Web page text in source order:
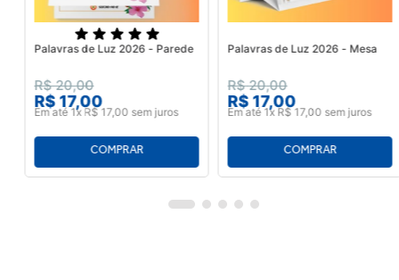
Palavras de Luz 2026 - Parede
R$ 20,00
R$ 17,00
Em até 1x R$ 17, 00 sem juros
Palavras de Luz 2026 - Mesa
R$ 20,00
R$ 17,00
Em até 1x R$ 17, 00 sem juros